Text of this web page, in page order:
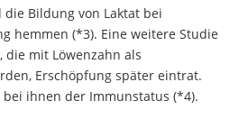
Bildung von Laktat bei
hemmen (*3). Eine weitere Studie
die mit Löwenzahn als
Erschöpfung später eintrat.
ihnen der Immunstatus (*4).